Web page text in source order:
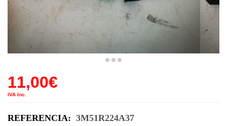
11,00€
IVA Inc.
REFERENCIA: 3M51R224A37